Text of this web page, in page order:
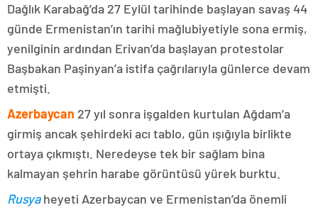
Dağlık Karabağ’da 27 Eylül tarihinde başlayan savaş 44
günde Ermenistan’ın tarihi mağlubiyetiyle sona ermiş,
yenilginin ardından Erivan’da başlayan protestolar
Başbakan Paşinyan’a istifa çağrılarıyla günlerce devam
etmişti.
Azerbaycan 27 yıl sonra işgalden kurtulan Ağdam’a
girmiş ancak şehirdeki acı tablo, gün ışığıyla birlikte
ortaya çıkmıştı. Neredeyse tek bir sağlam bina
kalmayan şehrin harabe görüntüsü yürek burktu.
Rusyaheyeti Azerbaycan ve Ermenistan’da önemli